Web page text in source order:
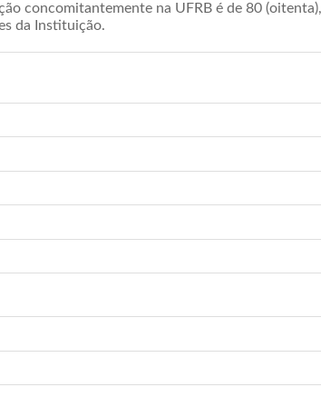
concomitantemente na UFRB é de 80
da Instituição.